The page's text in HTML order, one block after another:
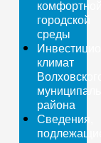
городской
среды
климат
района
Сведения,